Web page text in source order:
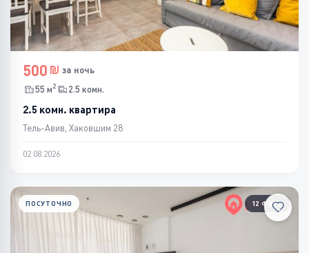
500
за ночь
55 м2 2.5 комн.
2.5 комн. квартира
Тель-Авив, Хаковшим 28
02.08.2026
12 ФОТО
ПОСУТОЧНО